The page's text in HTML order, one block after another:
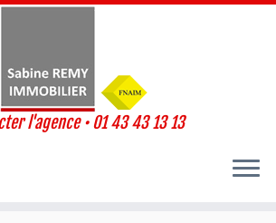
l'agence • 01 43 43 13 13